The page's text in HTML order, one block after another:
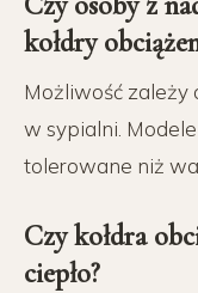
kołdry
Możliwość zależy
w sypialni.
tolerowane niż
Czy kołdra
ciepło?